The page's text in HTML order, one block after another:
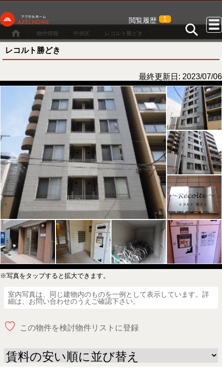
閲覧履歴 1
物件情報 中央区 レコルト勝どき
レコルト勝どき
最終更新日: 2023/07/06
※写真をタップすると拡大できます。
室内写真は、同じ建物内のものを一例として表示しています。詳
細は、お問い合わせのうえご確認下さい。
♡ この物件を検討物件リストに登録